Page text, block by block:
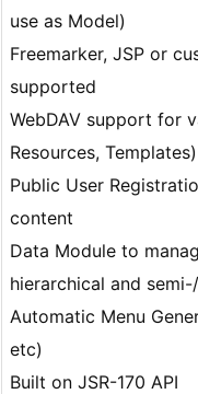
use as Model)
Freemarker, JSP or
supported
WebDAV support for
Resources, Templates)
Public User
content
Data Module to
hierarchical and
Automatic Menu
etc)
Built on JSR-170 API